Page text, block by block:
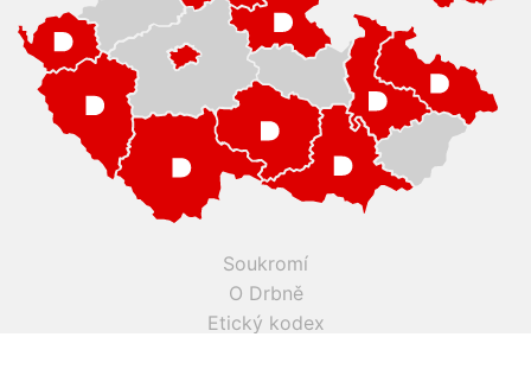
Soukromí
O Drbně
Etický kodex